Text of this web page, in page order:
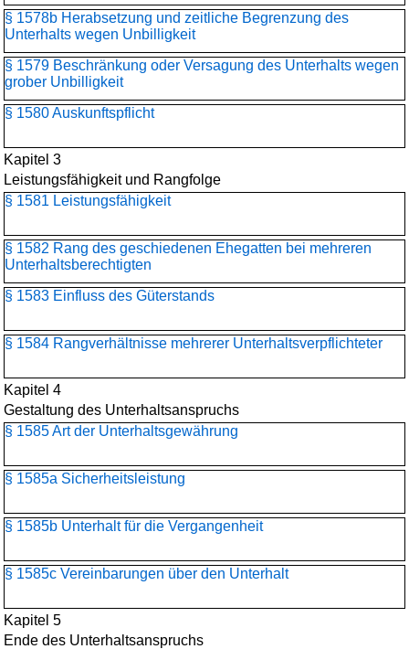
§ 1578b Herabsetzung und zeitliche Begrenzung des
Unterhalts wegen Unbilligkeit
§ 1579 Beschränkung oder Versagung des Unterhalts wegen
grober Unbilligkeit
§ 1580 Auskunftspflicht
Kapitel 3
Leistungsfähigkeit und Rangfolge
§ 1581 Leistungsfähigkeit
§ 1582 Rang des geschiedenen Ehegatten bei mehreren
Unterhaltsberechtigten
§ 1583 Einfluss des Güterstands
§ 1584 Rangverhältnisse mehrerer Unterhaltsverpflichteter
Kapitel 4
Gestaltung des Unterhaltsanspruchs
§ 1585 Art der Unterhaltsgewährung
§ 1585a Sicherheitsleistung
§ 1585b Unterhalt für die Vergangenheit
§ 1585c Vereinbarungen über den Unterhalt
Kapitel 5
Ende des Unterhaltsanspruchs